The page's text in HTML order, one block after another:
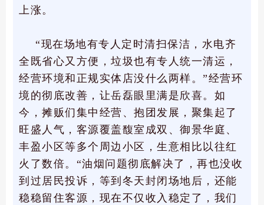
上涨。
“现在场地有专人定时清扫保洁，水电齐
全既省心又方便，垃圾也有专人统一清运，
经营环境和正规实体店没什么两样。”经营环
境的彻底改善，让岳磊眼里满是欣喜。如
今，摊贩们集中经营、抱团发展，聚集起了
旺盛人气，客源覆盖馥室成双、御景华庭、
丰盈小区等多个周边小区，生意相比以往红
火了数倍。“油烟问题彻底解决了，再也没收
到过居民投诉，等到冬天封闭场地后，还能
稳稳留住客源，现在不仅收入稳定了，我们